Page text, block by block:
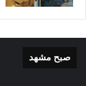
صبح مشهد